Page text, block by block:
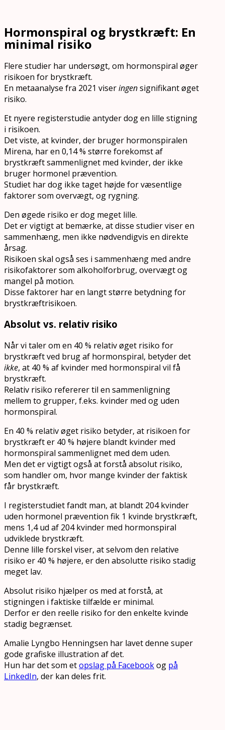
Hormonspiral og brystkræft: En
minimal risiko
Flere studier har undersøgt, om hormonspiral øger
risikoen for brystkræft.
En metaanalyse fra 2021 viseringensignifikant øget
risiko.
Et nyere registerstudie antyder dog en lille stigning
i risikoen.
Det viste, at kvinder, der bruger hormonspiralen
Mirena, har en 0,14 % større forekomst af
brystkræft sammenlignet med kvinder, der ikke
bruger hormonel prævention.
Studiet har dog ikke taget højde for væsentlige
faktorer som overvægt, og rygning.
Den øgede risiko er dog meget lille.
Det er vigtigt at bemærke, at disse studier viser en
sammenhæng, men ikke nødvendigvis en direkte
årsag.
Risikoen skal også ses i sammenhæng med andre
risikofaktorer som alkoholforbrug, overvægt og
mangel på motion.
Disse faktorer har en langt større betydning for
brystkræftrisikoen.
Absolut vs. relativ risiko
Når vi taler om en 40 % relativ øget risiko for
brystkræft ved brug af hormonspiral, betyder det
ikke, at 40 % af kvinder med hormonspiral vil få
brystkræft.
Relativ risiko refererer til en sammenligning
mellem to grupper, f.eks. kvinder med og uden
hormonspiral.
En 40 % relativ øget risiko betyder, at risikoen for
brystkræft er 40 % højere blandt kvinder med
hormonspiral sammenlignet med dem uden.
Men det er vigtigt også at forstå absolut risiko,
som handler om, hvor mange kvinder der faktisk
får brystkræft.
I registerstudiet fandt man, at blandt 204 kvinder
uden hormonel prævention fik 1 kvinde brystkræft,
mens 1,4 ud af 204 kvinder med hormonspiral
udviklede brystkræft.
Denne lille forskel viser, at selvom den relative
risiko er 40 % højere, er den absolutte risiko stadig
meget lav.
Absolut risiko hjælper os med at forstå, at
stigningen i faktiske tilfælde er minimal.
Derfor er den reelle risiko for den enkelte kvinde
stadig begrænset.
Amalie Lyngbo Henningsen har lavet denne super
gode grafiske illustration af det.
Hun har det som etopslag på Facebookog på
LinkedIn, der kan deles frit.